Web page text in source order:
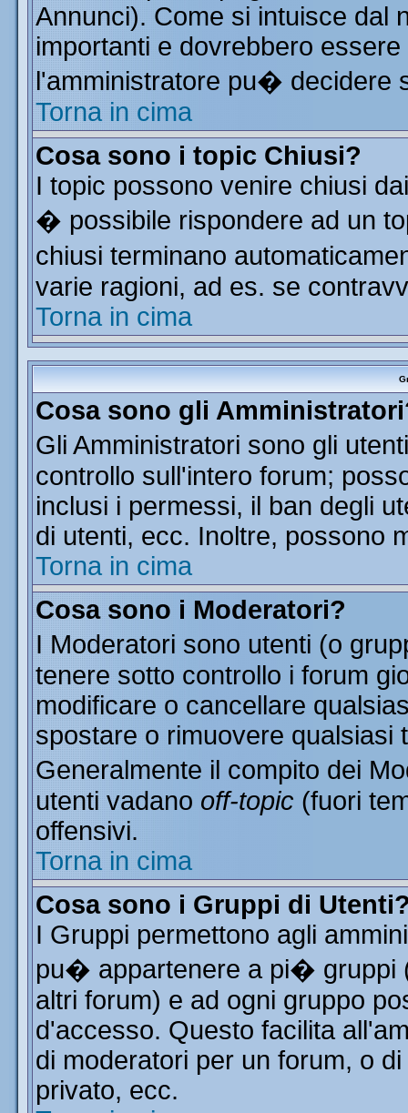
Annunci). Come si intuisce dal
importanti e dovrebbero
l'amministratore pu�
Torna in cima
Cosa sono i topic Chiusi?
I topic possono venire chiusi
� possibile rispondere ad un
chiusi terminano
varie ragioni, ad es. se
Torna in cima
Cosa sono gli
Gli Amministratori sono gli
controllo sull'intero forum;
inclusi i permessi, il ban degli
di utenti, ecc. Inoltre, possono
Torna in cima
Cosa sono i Moderatori?
I Moderatori sono utenti (o
tenere sotto controllo i forum
modificare o cancellare
spostare o rimuovere qualsiasi
Generalmente il compito dei
utenti vadano off-topic (fuori
offensivi.
Torna in cima
Cosa sono i Gruppi di
I Gruppi permettono agli
pu� appartenere a pi� gruppi
altri forum) e ad ogni gruppo
d'accesso. Questo facilita
di moderatori per un forum, o
privato, ecc.